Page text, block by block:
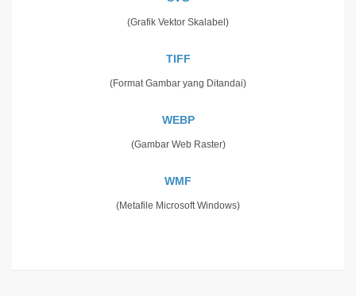
(Grafik Vektor Skalabel)
TIFF
(Format Gambar yang Ditandai)
WEBP
(Gambar Web Raster)
WMF
(Metafile Microsoft Windows)